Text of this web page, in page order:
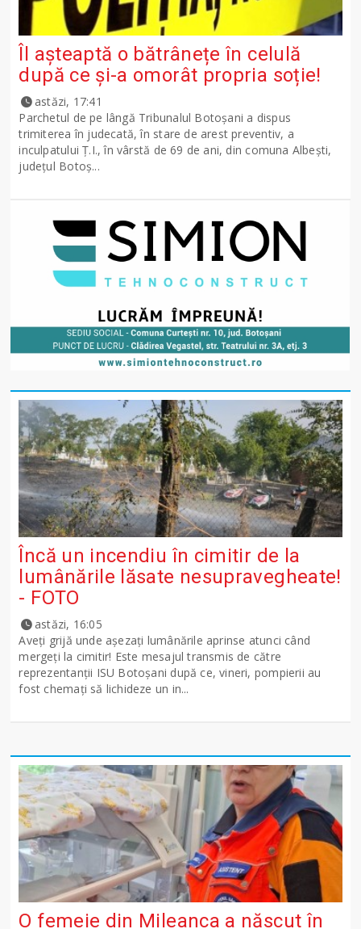
Îl așteaptă o bătrânețe în celulă
după ce și-a omorât propria soție!
astăzi, 17:41
Parchetul de pe lângă Tribunalul Botoşani a dispus
trimiterea în judecată, în stare de arest preventiv, a
inculpatului Ț.I., în vârstă de 69 de ani, din comuna Albești,
județul Botoș...
Încă un incendiu în cimitir de la
lumânările lăsate nesupravegheate!
- FOTO
astăzi, 16:05
Aveți grijă unde așezați lumânările aprinse atunci când
mergeți la cimitir! Este mesajul transmis de către
reprezentanții ISU Botoșani după ce, vineri, pompierii au
fost chemați să lichideze un in...
O femeie din Mileanca a născut în